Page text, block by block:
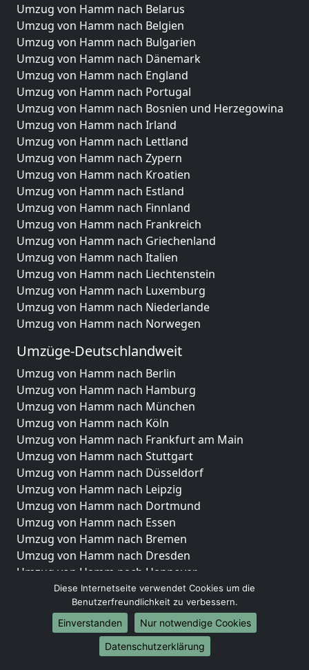
Umzug von Hamm nach Belarus
Umzug von Hamm nach Belgien
Umzug von Hamm nach Bulgarien
Umzug von Hamm nach Dänemark
Umzug von Hamm nach England
Umzug von Hamm nach Portugal
Umzug von Hamm nach Bosnien und Herzegowina
Umzug von Hamm nach Irland
Umzug von Hamm nach Lettland
Umzug von Hamm nach Zypern
Umzug von Hamm nach Kroatien
Umzug von Hamm nach Estland
Umzug von Hamm nach Finnland
Umzug von Hamm nach Frankreich
Umzug von Hamm nach Griechenland
Umzug von Hamm nach Italien
Umzug von Hamm nach Liechtenstein
Umzug von Hamm nach Luxemburg
Umzug von Hamm nach Niederlande
Umzug von Hamm nach Norwegen
Umzüge-Deutschlandweit
Umzug von Hamm nach Berlin
Umzug von Hamm nach Hamburg
Umzug von Hamm nach München
Umzug von Hamm nach Köln
Umzug von Hamm nach Frankfurt am Main
Umzug von Hamm nach Stuttgart
Umzug von Hamm nach Düsseldorf
Umzug von Hamm nach Leipzig
Umzug von Hamm nach Dortmund
Umzug von Hamm nach Essen
Umzug von Hamm nach Bremen
Umzug von Hamm nach Dresden
Umzug von Hamm nach Hannover
Umzug von Hamm nach Nürnberg
Umzug von Hamm nach Duisburg
Umzug von Hamm nach Bochum
Umzug von Hamm nach Wuppertal
Umzug von Hamm nach Bielefeld
Diese Internetseite verwendet Cookies um die
Benutzerfreundlichkeit zu verbessern.
Einverstanden
Nur notwendige Cookies
Datenschutzerklärung